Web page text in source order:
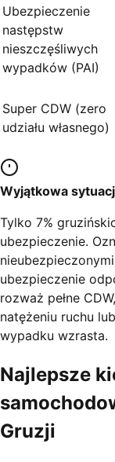
Ubezpieczenie
następstw
nieszczęśliwych
wypadków (PAI)
Super CDW (zero
udziału własnego)
Wyjątkowa
Tylko 7%
ubezpieczenie.
ubezpieczenie
rozważ pełne
natężeniu ruchu
wypadku wzrasta.
Najlepsze
Gruzji